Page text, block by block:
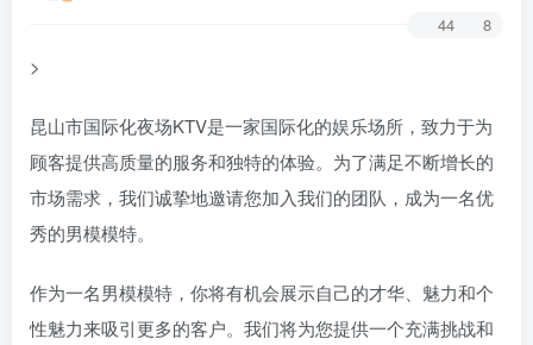
44 8
>
昆山市国际化夜场KTV是一家国际化的娱乐场所，致力于为
顾客提供高质量的服务和独特的体验。为了满足不断增长的
市场需求，我们诚挚地邀请您加入我们的团队，成为一名优
秀的男模模特。
作为一名男模模特，你将有机会展示自己的才华、魅力和个
性魅力来吸引更多的客户。我们将为您提供一个充满挑战和